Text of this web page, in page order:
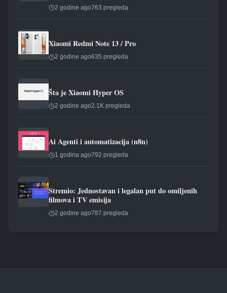
2 godine ago763 pregleda
Xiaomi Redmi Note 13 / Pro
2 godine ago635 pregleda
Šta je Xiaomi Hyper OS
2 godine ago2.1K pregleda
Ai Agenti i automatizacija (n8n)
1 godina ago792 pregleda
Stremio: Jednostavan i legalan put do omiljenih
filmova i TV emisija
2 godine ago787 pregleda